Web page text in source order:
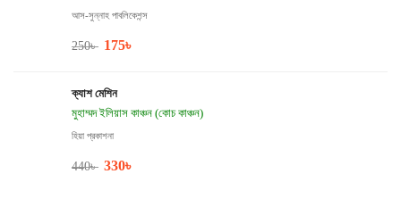
আস-সুন্নাহ পাবলিকেশন্স
250৳ 175৳
ক্যাশ মেশিন
মুহাম্মদ ইলিয়াস কাঞ্চন (কোচ কাঞ্চন)
হিয়া প্রকাশনা
440৳ 330৳